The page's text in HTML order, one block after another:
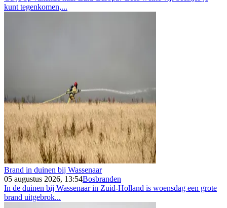
kunt tegenkomen,...
Brand in duinen bij Wassenaar
05 augustus 2026, 13:54Bosbranden
In de duinen bij Wassenaar in Zuid-Holland is woensdag een grote
brand uitgebrok...